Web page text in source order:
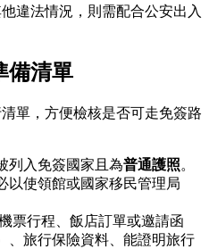
違法情況，則需配合公安出入
備清單
單，方便檢核是否可走免簽路
列入免簽國家且為普通護照。
以使領館或國家移民管理局
票行程、飯店訂單或邀請函
、旅行保險資料、能證明旅行